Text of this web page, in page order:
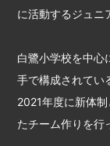
に活動するジュニ
白鷺小学校を中心
手で構成されてい
2021年度に新体
たチーム作りを行